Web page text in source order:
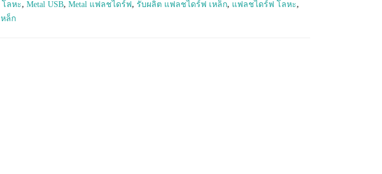
โลหะ, Metal USB, Metal แฟลชไดร์ฟ, รับผลิต แฟลชไดร์ฟ เหล็ก, แฟลชไดร์ฟ โลหะ,
ล็ก